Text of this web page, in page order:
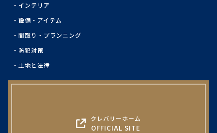
インテリア
設備・アイテム
間取り・プランニング
防犯対策
土地と法律
クレバリーホーム
OFFICIAL SITE